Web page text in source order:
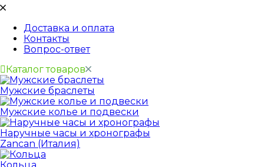
Доставка и оплата
Контакты
Вопрос-ответ
Каталог товаров
Мужские браслеты
Мужские колье и подвески
Наручные часы и хронографы
Zancan (Италия)
Кольца